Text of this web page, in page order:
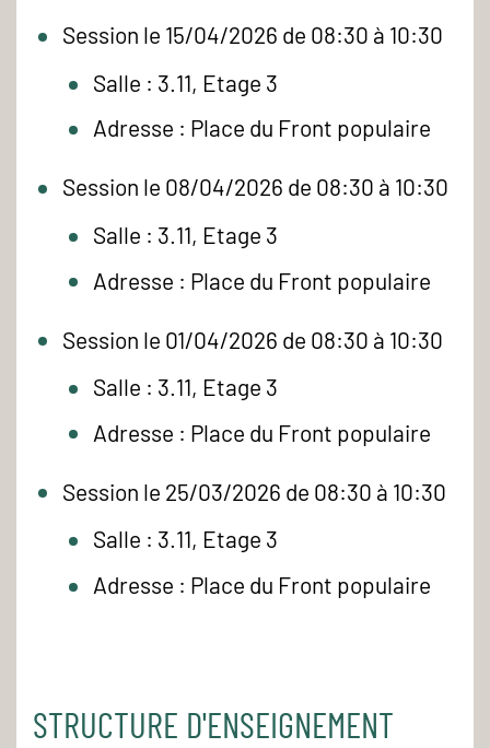
Session le 15/04/2026 de 08:30 à 10:30
Salle : 3.11, Etage 3
Adresse : Place du Front populaire
Session le 08/04/2026 de 08:30 à 10:30
Salle : 3.11, Etage 3
Adresse : Place du Front populaire
Session le 01/04/2026 de 08:30 à 10:30
Salle : 3.11, Etage 3
Adresse : Place du Front populaire
Session le 25/03/2026 de 08:30 à 10:30
Salle : 3.11, Etage 3
Adresse : Place du Front populaire
STRUCTURE D'ENSEIGNEMENT